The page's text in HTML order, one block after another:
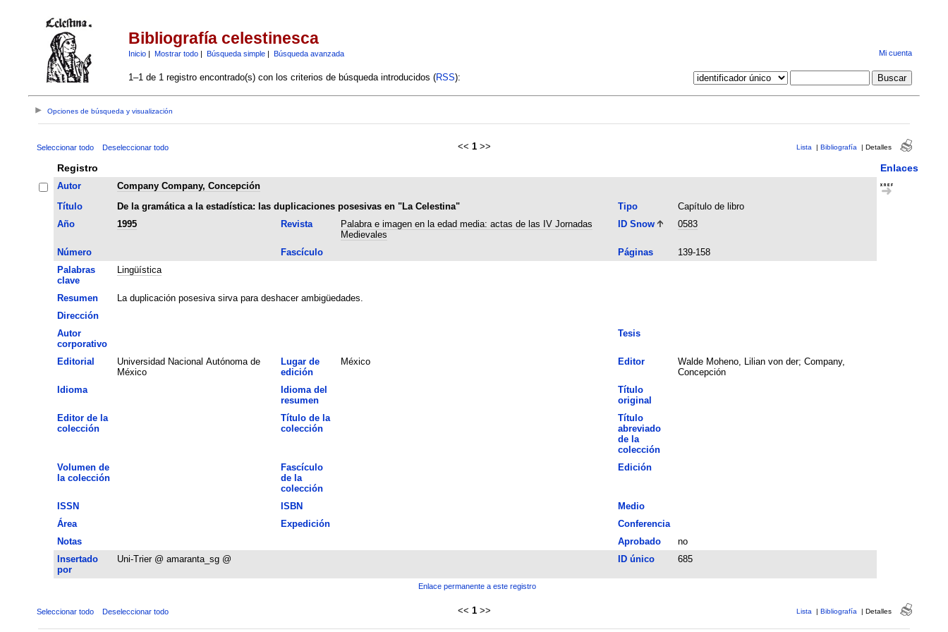
Bibliografía celestinesca
Inicio| Mostrar todo| Búsqueda simple| Búsqueda avanzada Mi cuenta
1–1 de 1 registro encontrado(s) con los criterios de búsqueda introducidos (RSS):
Opciones de búsqueda y visualización
Seleccionar todo Deseleccionar todo << 1 >> Lista | Bibliografía | Detalles
Registro Enlaces
Autor
Company Company, Concepción
Título
De la gramática a la estadística: las duplicaciones posesivas en "La Celestina" Tipo
Capítulo de libro
Año
1995 Revista
Palabra e imagen en la edad media: actas de las IV Jornadas
Medievales
ID Snow 0583
Número Fascículo Páginas
139-158
Palabras
clave
Lingüística
Resumen
La duplicación posesiva sirva para deshacer ambigüedades.
Dirección
Autor
corporativo
Tesis
Editorial
Universidad Nacional Autónoma de
México
Lugar de
edición
México Editor
Walde Moheno, Lilian von der; Company,
Concepción
Idioma
Idioma del
resumen
Título
original
Editor de la
colección
Título de la
colección
Título
abreviado
de la
colección
Volumen de
la colección
Fascículo
de la
colección
Edición
ISSN ISBN
Medio
Área
Expedición
Conferencia
Notas
Aprobado
no
Insertado
por
Uni-Trier @ amaranta_sg @ ID único 685
Enlace permanente a este registro
Seleccionar todo Deseleccionar todo << 1 >> Lista | Bibliografía | Detalles